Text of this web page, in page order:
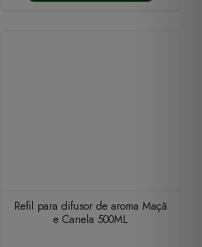
Refil para difusor de aroma Maçã
e Canela 500ML